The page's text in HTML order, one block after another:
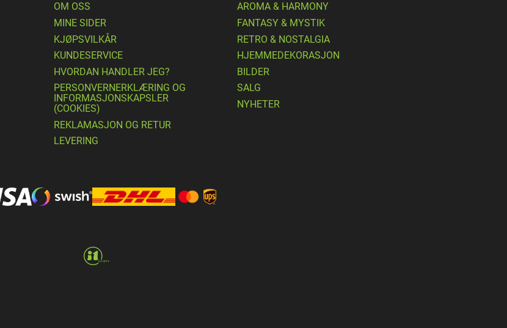
OM OSS
MINE SIDER
​KJØPSVILKÅR
KUNDESERVICE
HVORDAN HANDLER JEG?
PERSONVERNERKLÆRING OG
INFORMASJONSKAPSLER
(COOKIES)
REKLAMASJON OG RETUR
LEVERING
AROMA & HARMONY
FANTASY & MYSTIK
RETRO & NOSTALGIA
HJEMMEDEKORASJON
BILDER
SALG
NYHETER